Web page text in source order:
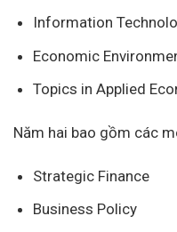
Information
Economic
Topics in Applied
Năm hai bao gồm các
Strategic Finance
Business Policy